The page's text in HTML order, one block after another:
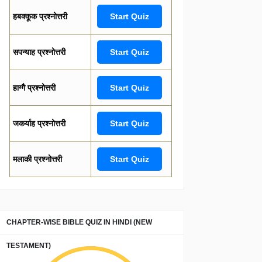
हबक्कूक प्रश्नोत्तरी Start Quiz
सपन्याह प्रश्नोत्तरी Start Quiz
हाग्गै प्रश्नोत्तरी Start Quiz
जकर्याह प्रश्नोत्तरी Start Quiz
मलाकी प्रश्नोत्तरी Start Quiz
CHAPTER-WISE BIBLE QUIZ IN HINDI (NEW
TESTAMENT)